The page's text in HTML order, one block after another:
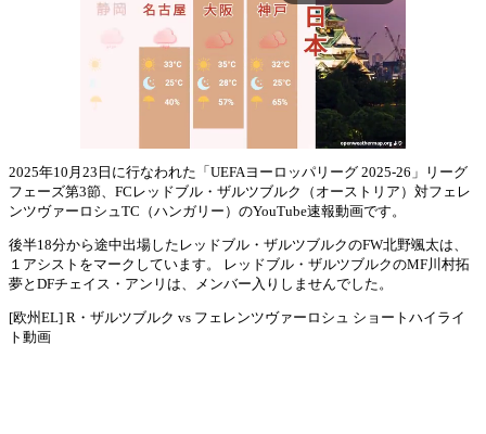
Mute
2025年10月23日に行なわれた「UEFAヨーロッパリーグ 2025-26」リーグ
フェーズ第3節、FCレッドブル・ザルツブルク（オーストリア）対フェレ
ンツヴァーロシュTC（ハンガリー）のYouTube速報動画です。
後半18分から途中出場したレッドブル・ザルツブルクのFW北野颯太は、
１アシストをマークしています。 レッドブル・ザルツブルクのMF川村拓
夢とDFチェイス・アンリは、メンバー入りしませんでした。
[欧州EL] R・ザルツブルク vs フェレンツヴァーロシュ ショートハイライ
ト動画